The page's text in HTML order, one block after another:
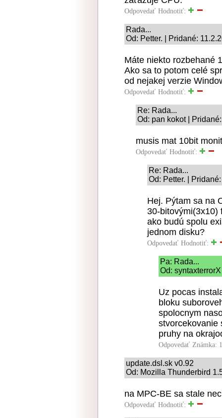
Odpovedať Hodnotiť:
Rada...
Od: Petter. | Pridané:
Máte niekto rozbehané
Ako sa to potom celé
od nejakej verzie
Odpovedať Hodnotiť:
Re: Rada...
Od: pan kokot |
musis mat 10bit
Odpovedať Hodnotiť:
Re: Rada...
Od: Petter. |
Hej. Pýtam sa na
30-bitovými(3x10)
ako budú spolu
jednom disku?
Odpovedať Hodnotiť:
Pa: Rada...
Od:
Uz pocas
bloku
spolocnym
stvorcekovanie
pruhy na
Odpovedať Známka:
update.dsl.sk v0.92
Od: Mozilla Thunderbird
na MPC-BE sa stale
Odpovedať Hodnotiť: